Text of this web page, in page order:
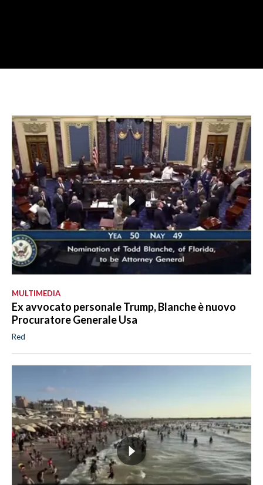
MULTIMEDIA
Ex avvocato personale Trump, Blanche è nuovo
Procuratore Generale Usa
Red